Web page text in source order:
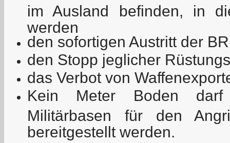
im Ausland befinden, in
werden
den sofortigen Austritt der
den Stopp jeglicher
das Verbot von
Kein Meter Boden
Militärbasen für den
bereitgestellt werden.